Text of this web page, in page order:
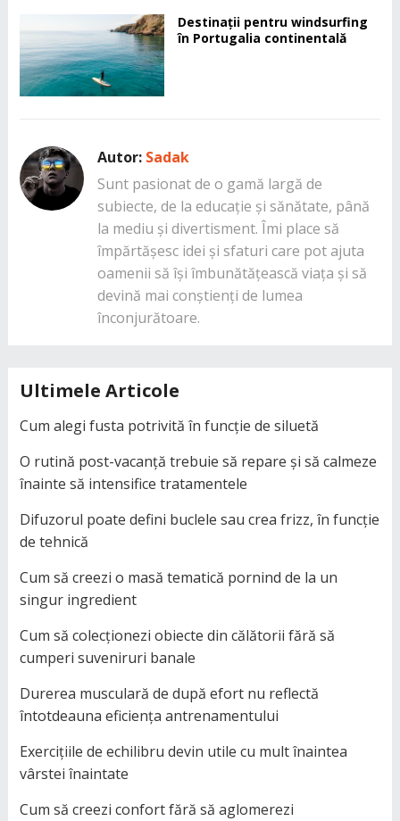
Destinații pentru windsurfing
în Portugalia continentală
Autor: Sadak
Sunt pasionat de o gamă largă de
subiecte, de la educație și sănătate, până
la mediu și divertisment. Îmi place să
împărtășesc idei și sfaturi care pot ajuta
oamenii să își îmbunătățească viața și să
devină mai conștienți de lumea
înconjurătoare.
Ultimele Articole
Cum alegi fusta potrivită în funcție de siluetă
O rutină post-vacanță trebuie să repare și să calmeze
înainte să intensifice tratamentele
Difuzorul poate defini buclele sau crea frizz, în funcție
de tehnică
Cum să creezi o masă tematică pornind de la un
singur ingredient
Cum să colecționezi obiecte din călătorii fără să
cumperi suveniruri banale
Durerea musculară de după efort nu reflectă
întotdeauna eficiența antrenamentului
Exercițiile de echilibru devin utile cu mult înaintea
vârstei înaintate
Cum să creezi confort fără să aglomerezi